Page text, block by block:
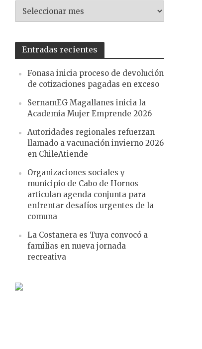
NOTICIAS
ANTERIORES
Entradas recientes
Fonasa inicia proceso de devolución
de cotizaciones pagadas en exceso
SernamEG Magallanes inicia la
Academia Mujer Emprende 2026
Autoridades regionales refuerzan
llamado a vacunación invierno 2026
en ChileAtiende
Organizaciones sociales y
municipio de Cabo de Hornos
articulan agenda conjunta para
enfrentar desafíos urgentes de la
comuna
La Costanera es Tuya convocó a
familias en nueva jornada
recreativa